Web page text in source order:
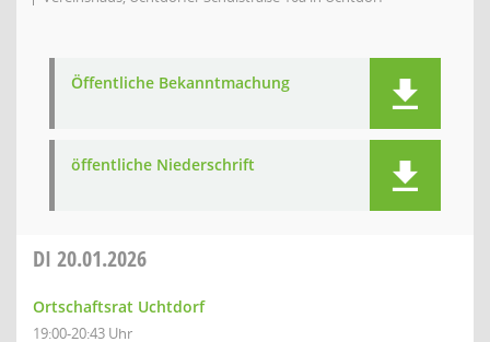
Öffentliche Bekanntmachung
öffentliche Niederschrift
DI 20.01.2026
Ortschaftsrat Uchtdorf
19:00-20:43 Uhr